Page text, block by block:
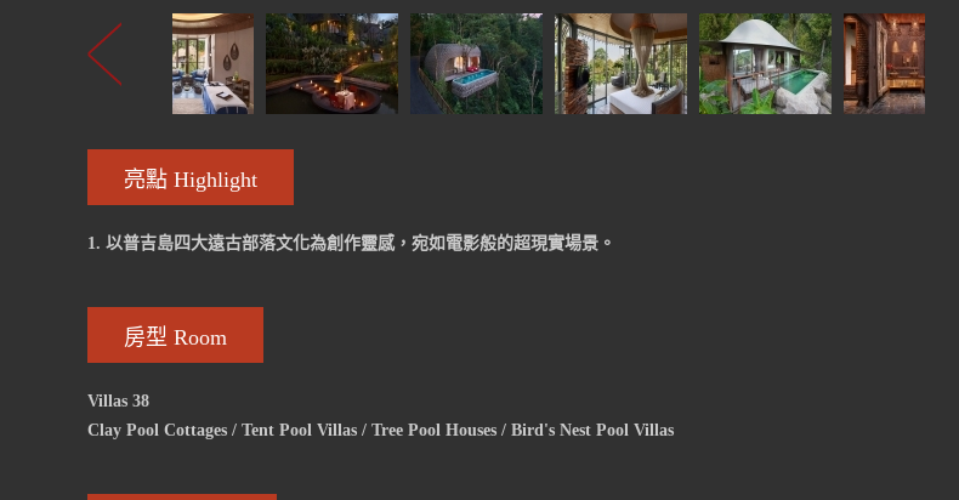
亮點 Highlight
1. 以普吉島四大遠古部落文化為創作靈感，宛如電影般的超現實場景。
房型 Room
Villas 38
Clay Pool Cottages / Tent Pool Villas / Tree Pool Houses / Bird's Nest Pool Villas